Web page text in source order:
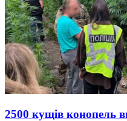
2500 кущів конопель